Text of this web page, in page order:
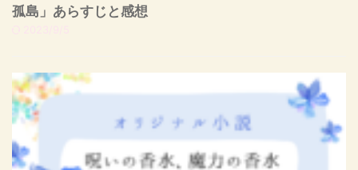
孤島」あらすじと感想